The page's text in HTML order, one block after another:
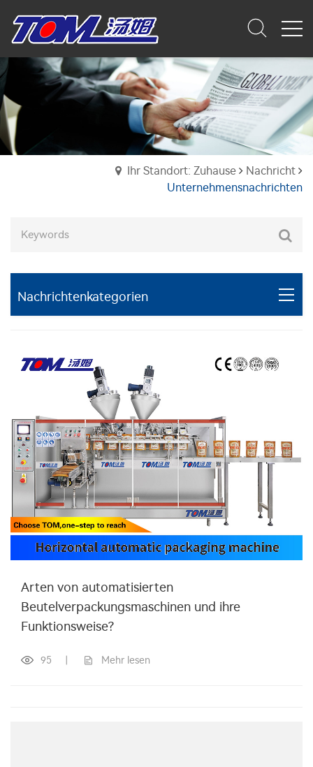
Ihr Standort: Zuhause
Nachricht
Unternehmensnachrichten
Nachrichtenkategorien
Arten von automatisierten
Beutelverpackungsmaschinen und ihre
Funktionsweise?
95 Mehr lesen